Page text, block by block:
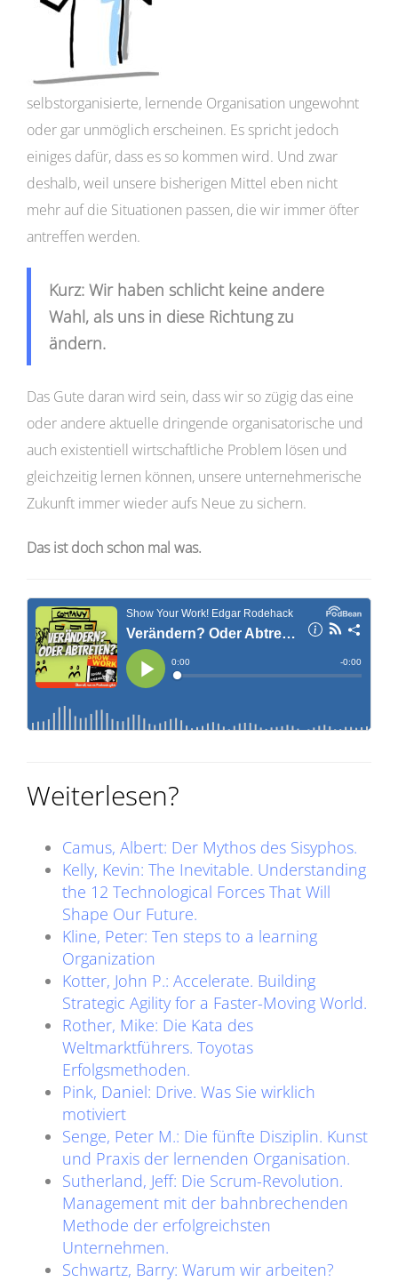
selbstorganisierte, lernende Organisation ungewohnt
oder gar unmöglich erscheinen. Es spricht jedoch
einiges dafür, dass es so kommen wird. Und zwar
deshalb, weil unsere bisherigen Mittel eben nicht
mehr auf die Situationen passen, die wir immer öfter
antreffen werden.
Kurz: Wir haben schlicht keine andere
Wahl, als uns in diese Richtung zu
ändern.
Das Gute daran wird sein, dass wir so zügig das eine
oder andere aktuelle dringende organisatorische und
auch existentiell wirtschaftliche Problem lösen und
gleichzeitig lernen können, unsere unternehmerische
Zukunft immer wieder aufs Neue zu sichern.
Das ist doch schon mal was.
Weiterlesen?
Camus, Albert: Der Mythos des Sisyphos.
Kelly, Kevin: The Inevitable. Understanding
the 12 Technological Forces That Will
Shape Our Future.
Kline, Peter: Ten steps to a learning
Organization
Kotter, John P.: Accelerate. Building
Strategic Agility for a Faster-Moving World.
Rother, Mike: Die Kata des
Weltmarktführers. Toyotas
Erfolgsmethoden.
Pink, Daniel: Drive. Was Sie wirklich
motiviert
Senge, Peter M.: Die fünfte Disziplin. Kunst
und Praxis der lernenden Organisation.
Sutherland, Jeff: Die Scrum-Revolution.
Management mit der bahnbrechenden
Methode der erfolgreichsten
Unternehmen.
Schwartz, Barry: Warum wir arbeiten?